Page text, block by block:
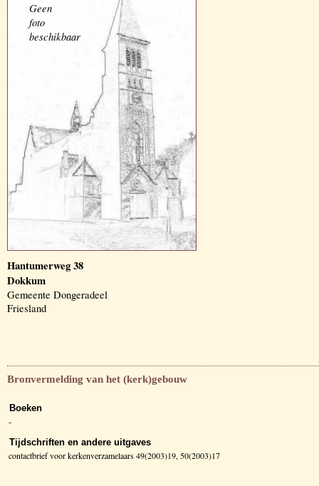
Geen
foto
beschikbaar
Hantumerweg 38
Dokkum
Gemeente Dongeradeel
Friesland
Bronvermelding van het (kerk)gebouw
Boeken
-
Tijdschriften en andere uitgaves
contactbrief voor kerkenverzamelaars 49(2003)19, 50(2003)17